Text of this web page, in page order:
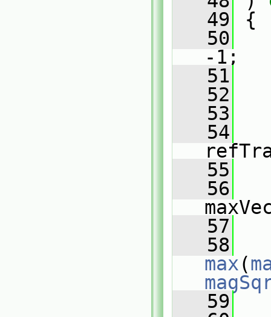
   49
{
   50
-1;
   51
   52
   53
   54
   55
   56
   57
   58
max(
   59